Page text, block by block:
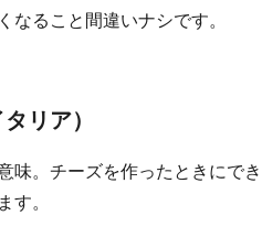
なること間違いナシです。
リア）
味。チーズを作ったときにでき
す。